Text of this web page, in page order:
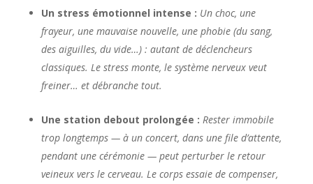
Un stress émotionnel intense : Un choc, une
frayeur, une mauvaise nouvelle, une phobie (du sang,
des aiguilles, du vide…) : autant de déclencheurs
classiques. Le stress monte, le système nerveux veut
freiner… et débranche tout.
Une station debout prolongée : Rester immobile
trop longtemps — à un concert, dans une file d’attente,
pendant une cérémonie — peut perturber le retour
veineux vers le cerveau. Le corps essaie de compenser,